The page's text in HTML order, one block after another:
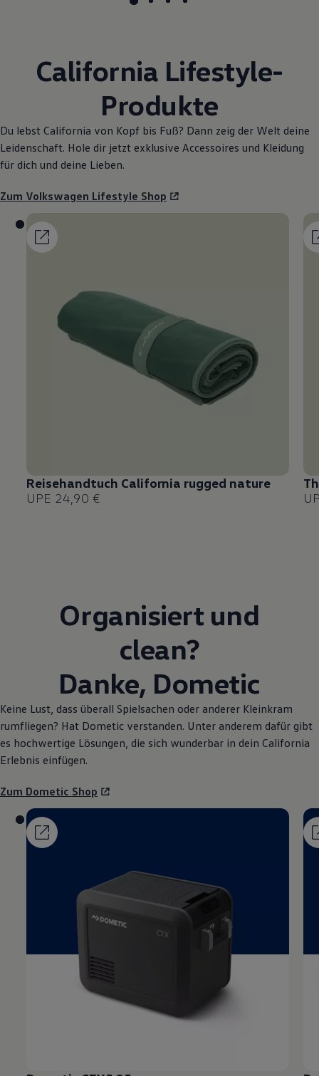
California Lifestyle-
Produkte
Du lebst California von Kopf bis Fuß? Dann zeig der Welt deine
Leidenschaft. Hole dir jetzt exklusive Accessoires und Kleidung
für dich und deine Lieben.
Zum Volkswagen Lifestyle Shop
Reisehandtuch California rugged nature
UPE 24,90 €
Organisiert und
clean?
Danke, Dometic
Keine Lust, dass überall Spielsachen oder anderer Kleinkram
rumfliegen? Hat Dometic verstanden. Unter anderem dafür gibt
es hochwertige Lösungen, die sich wunderbar in dein California
Erlebnis einfügen.
Zum Dometic Shop